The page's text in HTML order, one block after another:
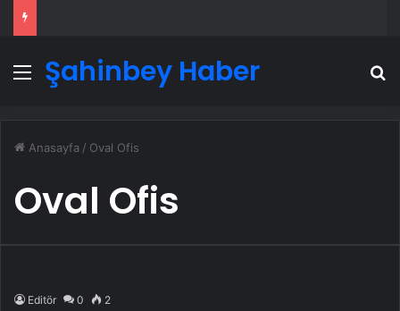
Menü
Şahinbey Haber
Anasayfa / Oval Ofis
Oval Ofis
Editör 0 2